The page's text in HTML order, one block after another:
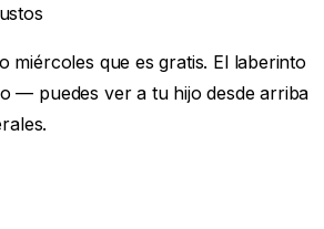
miércoles que es gratis. El laberinto
— puedes ver a tu hijo desde arriba